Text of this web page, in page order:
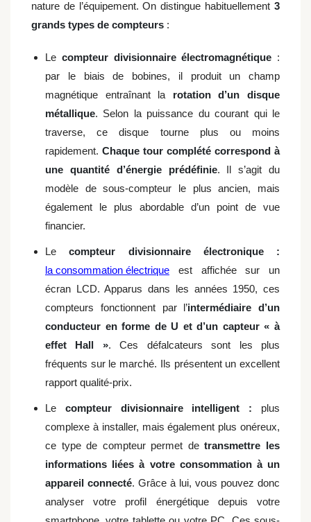
nature de l’équipement. On distingue habituellement 3
grands types de compteurs :
Le compteur divisionnaire électromagnétique :
par le biais de bobines, il produit un champ
magnétique entraînant la rotation d’un disque
métallique. Selon la puissance du courant qui le
traverse, ce disque tourne plus ou moins
rapidement. Chaque tour complété correspond à
une quantité d’énergie prédéfinie. Il s’agit du
modèle de sous-compteur le plus ancien, mais
également le plus abordable d’un point de vue
financier.
Lecompteur divisionnaire électronique :
la consommation électrique est affichée sur un
écran LCD. Apparus dans les années 1950, ces
compteurs fonctionnent par l’intermédiaire d’un
conducteur en forme de U et d’un capteur « à
effet Hall ». Ces défalcateurs sont les plus
fréquents sur le marché. Ils présentent un excellent
rapport qualité-prix.
Le compteur divisionnaire intelligent : plus
complexe à installer, mais également plus onéreux,
ce type de compteur permet detransmettre les
informations liées à votre consommation à un
appareil connecté. Grâce à lui, vous pouvez donc
analyser votre profil énergétique depuis votre